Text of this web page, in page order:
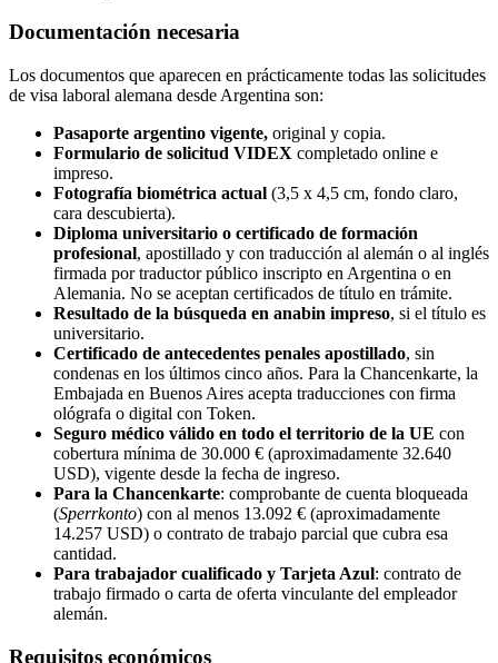
Documentación necesaria
Los documentos que aparecen en prácticamente todas las solicitudes
de visa laboral alemana desde Argentina son:
Pasaporte argentino vigente, original y copia.
Formulario de solicitud VIDEX completado online e
impreso.
Fotografía biométrica actual (3,5 x 4,5 cm, fondo claro,
cara descubierta).
Diploma universitario o certificado de formación
profesional, apostillado y con traducción al alemán o al inglés
firmada por traductor público inscripto en Argentina o en
Alemania. No se aceptan certificados de título en trámite.
Resultado de la búsqueda en anabin impreso, si el título es
universitario.
Certificado de antecedentes penales apostillado, sin
condenas en los últimos cinco años. Para la Chancenkarte, la
Embajada en Buenos Aires acepta traducciones con firma
ológrafa o digital con Token.
Seguro médico válido en todo el territorio de la UE con
cobertura mínima de 30.000 € (aproximadamente 32.640
USD), vigente desde la fecha de ingreso.
Para la Chancenkarte: comprobante de cuenta bloqueada
(Sperrkonto) con al menos 13.092 € (aproximadamente
14.257 USD) o contrato de trabajo parcial que cubra esa
cantidad.
Para trabajador cualificado y Tarjeta Azul: contrato de
trabajo firmado o carta de oferta vinculante del empleador
alemán.
Requisitos económicos